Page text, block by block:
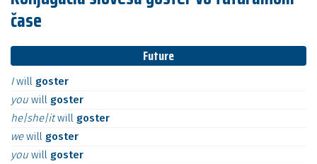
čase
Future
Iwill goster
you will goster
he|she|itwill goster
wewill goster
you will goster